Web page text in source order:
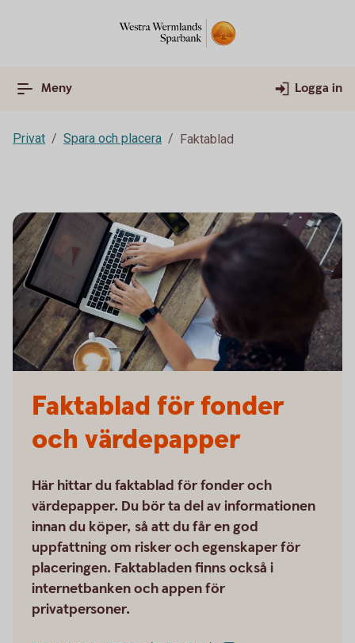
Meny Logga in
Privat Spara och placera Faktablad
Faktablad för fonder
och värdepapper
Här hittar du faktablad för fonder och
värdepapper. Du bör ta del av informationen
innan du köper, så att du får en god
uppfattning om risker och egenskaper för
placeringen. Faktabladen finns också i
internetbanken och appen för
privatpersoner.